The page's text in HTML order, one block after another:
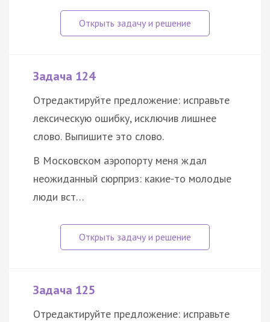
Задача 124
Отредактируйте предложение: исправьте
лексическую ошибку, исключив лишнее
слово. Выпишите это слово.
В Московском аэропорту меня ждал
неожиданный сюрприз: какие-то молодые
люди вст…
Задача 125
Отредактируйте предложение: исправьте